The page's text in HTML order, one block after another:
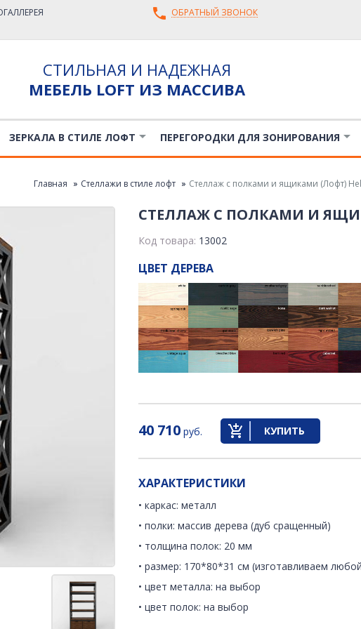
ОБРАТНЫЙ ЗВОНОК
СТИЛЬНАЯ И НАДЕЖНАЯ
МЕБЕЛЬ LOFT ИЗ МАССИВА
ЗЕРКАЛА В СТИЛЕ ЛОФТ ПЕРЕГОРОДКИ ДЛЯ ЗОНИРОВАНИЯ
Главная Стеллажи в стиле лофт Стеллаж с полками и ящиками (Лофт)
СТЕЛЛАЖ С ПОЛКАМИ И
Код товара: 13002
ЦВЕТ ДЕРЕВА
40 710 руб. КУПИТЬ
ХАРАКТЕРИСТИКИ
• каркас: металл
• полки: массив дерева (дуб сращенный)
• толщина полок: 20 мм
• размер: 170*80*31 см (изготавливаем
• цвет металла: на выбор
• цвет полок: на выбор